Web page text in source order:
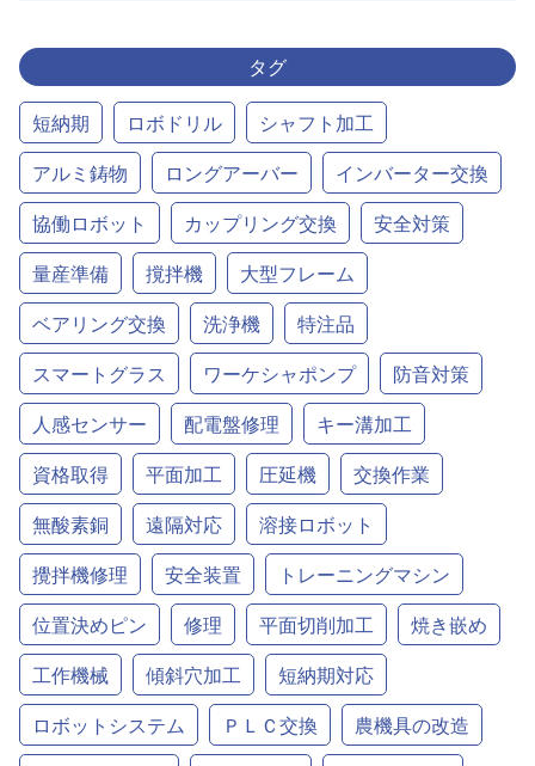
タグ
短納期 ロボドリル
シャフト加工
アルミ鋳物
ロングアーバー
インバーター交換
協働ロボット
カップリング交換
安全対策
量産準備
撹拌機
大型フレーム
ベアリング交換
洗浄機
特注品
スマートグラス
ワーケシャポンプ
防音対策
人感センサー
配電盤修理
キー溝加工
資格取得
平面加工 圧延機
交換作業
無酸素銅
遠隔対応
溶接ロボット
攪拌機修理
安全装置
トレーニングマシン
位置決めピン
修理 平面切削加工
焼き嵌め
工作機械
傾斜穴加工
短納期対応
ロボットシステム
ＰＬＣ交換
農機具の改造